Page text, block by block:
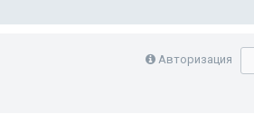
Авторизация